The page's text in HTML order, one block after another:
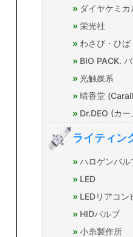
ダイヤケミカ
栄光社
わさび・ひ
BIO PACK.
光触媒系
晴香堂
Dr.DEO (カ
ライティン
ハロゲンバル
LED
LEDリアコン
HIDバルブ
小糸製作所